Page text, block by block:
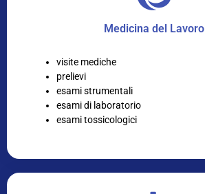
Medicina del Lavoro
visite mediche
prelievi
esami strumentali
esami di laboratorio
esami tossicologici